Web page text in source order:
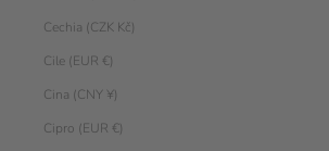
Cechia (CZK Kč)
Cile (EUR €)
Cina (CNY ¥)
Cipro (EUR €)